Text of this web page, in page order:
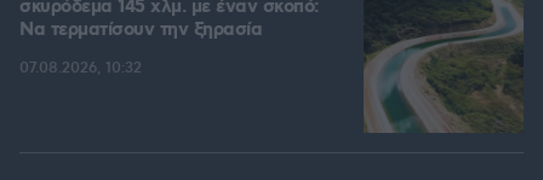
σκυρόδεμα 145 χλμ. με έναν σκοπό:
Να τερματίσουν την ξηρασία
07.08.2026, 10:32